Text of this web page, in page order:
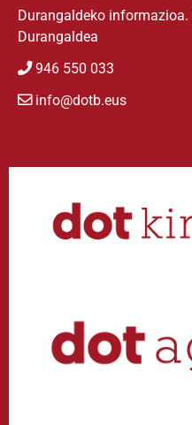
Durangaldeko
Durangaldea
946 550 033
info@dotb.eus